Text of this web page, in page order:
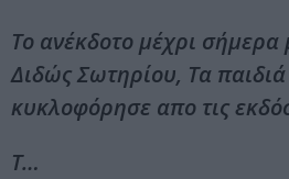
Το ανέκδοτο μέχρι
Διδώς Σωτηρίου, Τα
κυκλοφόρησε απο τις
Τ…